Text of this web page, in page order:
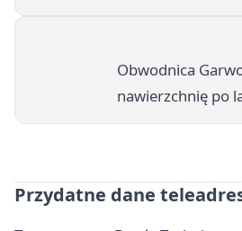
Obwodnica
nawierzchnię po
Przydatne dane